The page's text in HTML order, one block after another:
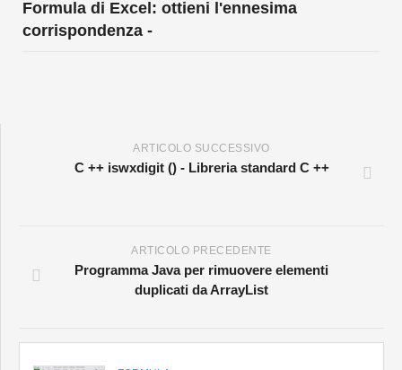
Formula di Excel: ottieni l'ennesima
corrispondenza -
ARTICOLO SUCCESSIVO
C ++ iswxdigit () - Libreria standard C ++
ARTICOLO PRECEDENTE
Programma Java per rimuovere elementi
duplicati da ArrayList